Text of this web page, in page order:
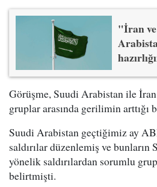
"İran
Görüşme, Suudi Arabistan ile İran
gruplar arasında gerilimin arttığı
Suudi Arabistan geçtiğimiz ay
saldırılar düzenlemiş ve
yönelik saldırılardan sorumlu
belirtmişti.